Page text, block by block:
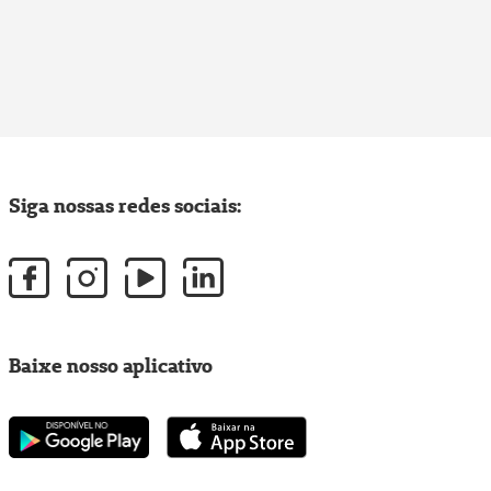
Siga nossas redes sociais:
Baixe nosso aplicativo